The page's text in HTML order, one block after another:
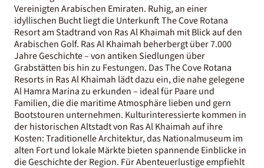
Vereinigten Arabischen Emiraten. Ruhig, an einer
idyllischen Bucht liegt die Unterkunft The Cove Rotana
Resort am Stadtrand von Ras Al Khaimah mit Blick auf den
Arabischen Golf. Ras Al Khaimah beherbergt über 7.000
Jahre Geschichte – von antiken Siedlungen über
Grabstätten bis hin zu Festungen. Das The Cove Rotana
Resorts in Ras Al Khaimah lädt dazu ein, die nahe gelegene
Al Hamra Marina zu erkunden – ideal für Paare und
Familien, die die maritime Atmosphäre lieben und gern
Bootstouren unternehmen. Kulturinteressierte kommen in
der historischen Altstadt von Ras Al Khaimah auf ihre
Kosten: Traditionelle Architektur, das Nationalmuseum im
alten Fort und lokale Märkte bieten spannende Einblicke in
die Geschichte der Region. Für Abenteuerlustige empfiehlt